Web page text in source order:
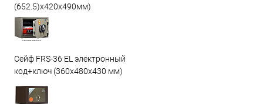
(652.5)x420x490мм)
Сейф FRS-36 EL электронный
код+ключ (360x480x430 мм)